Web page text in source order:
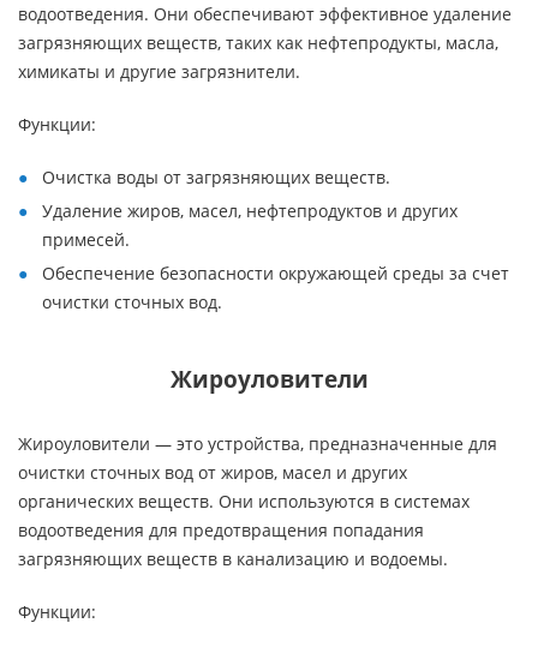
водоотведения. Они обеспечивают эффективное удаление
загрязняющих веществ, таких как нефтепродукты, масла,
химикаты и другие загрязнители.
Функции:
Очистка воды от загрязняющих веществ.
Удаление жиров, масел, нефтепродуктов и других
примесей.
Обеспечение безопасности окружающей среды за счет
очистки сточных вод.
Жироуловители
Жироуловители — это устройства, предназначенные для
очистки сточных вод от жиров, масел и других
органических веществ. Они используются в системах
водоотведения для предотвращения попадания
загрязняющих веществ в канализацию и водоемы.
Функции: